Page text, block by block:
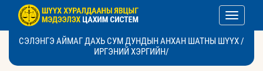
Toggle
СЭЛЭНГЭ АЙМАГ ДАХЬ СУМ ДУНДЫН АНХАН ШАТНЫ ШҮҮХ /
ИРГЭНИЙ ХЭРГИЙН/